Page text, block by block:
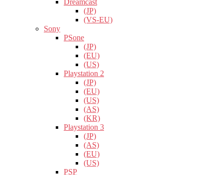
Dreamcast
(JP)
(VS-EU)
Sony
PSone
(JP)
(EU)
(US)
Playstation 2
(JP)
(EU)
(US)
(AS)
(KR)
Playstation 3
(JP)
(AS)
(EU)
(US)
PSP